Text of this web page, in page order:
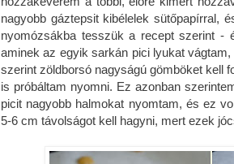
nagyobb gáztepsit kibélelek sütőpapírral,
nyomózsákba tesszük a recept szerint -
aminek az egyik sarkán pici lyukat
szerint zöldborsó nagyságú gömböket kell
is próbáltam nyomni. Ez azonban
picit nagyobb halmokat nyomtam, és ez
5-6 cm távolságot kell hagyni, mert ezek